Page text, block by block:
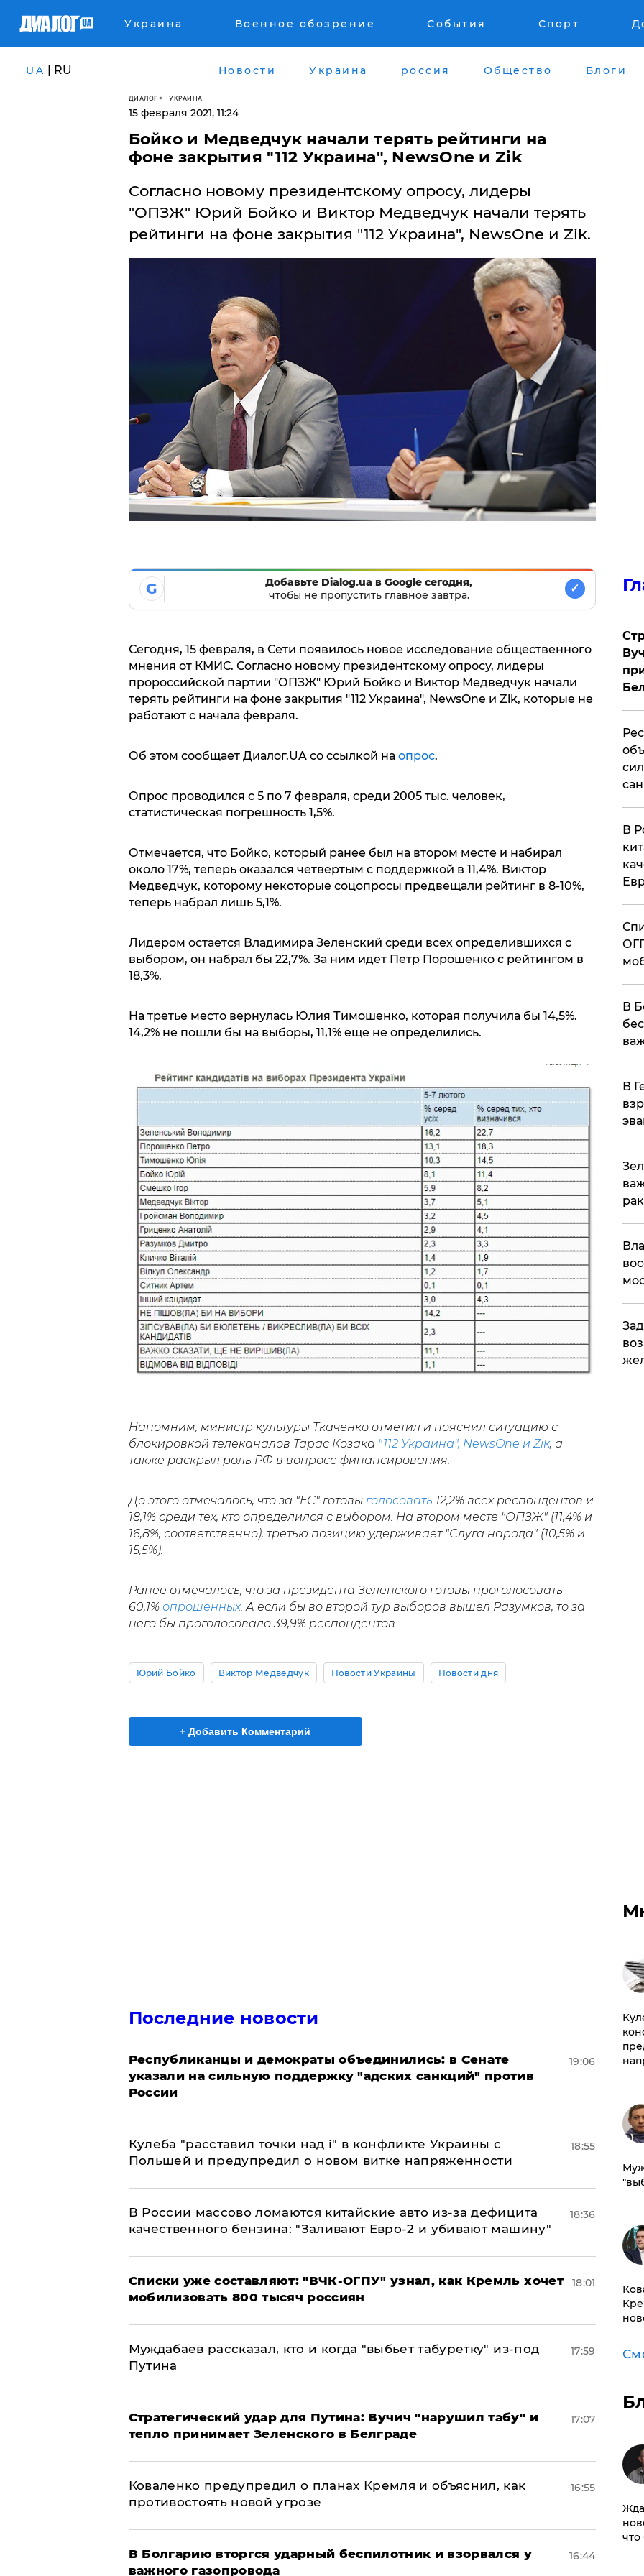
Украина Военное обозрение События Спорт
UA | RU Новости Украина россия Общество Блоги
ДИАЛОГ УКРАИНА
15 февраля 2021, 11:24
Бойко и Медведчук начали терять рейтинги на
фоне закрытия "112 Украина", NewsOne и Zik
Согласно новому президентскому опросу, лидеры
"ОПЗЖ" Юрий Бойко и Виктор Медведчук начали терять
рейтинги на фоне закрытия "112 Украина", NewsOne и Zik.
G
Добавьте Dialog.ua в Google сегодня,
чтобы не пропустить главное завтра.
✓
Сегодня, 15 февраля, в Сети появилось новое исследование общественного
мнения от КМИС. Согласно новому президентскому опросу, лидеры
пророссийской партии "ОПЗЖ" Юрий Бойко и Виктор Медведчук начали
терять рейтинги на фоне закрытия "112 Украина", NewsOne и Zik, которые не
работают с начала февраля.
Об этом сообщает Диалог.UA со ссылкой на опрос.
Опрос проводился с 5 по 7 февраля, среди 2005 тыс. человек,
статистическая погрешность 1,5%.
Отмечается, что Бойко, который ранее был на втором месте и набирал
около 17%, теперь оказался четвертым с поддержкой в 11,4%. Виктор
Медведчук, которому некоторые соцопросы предвещали рейтинг в 8-10%,
теперь набрал лишь 5,1%.
Лидером остается Владимира Зеленский среди всех определившихся с
выбором, он набрал бы 22,7%. За ним идет Петр Порошенко с рейтингом в
18,3%.
На третье место вернулась Юлия Тимошенко, которая получила бы 14,5%.
14,2% не пошли бы на выборы, 11,1% еще не определились.
Напомним, министр культуры Ткаченко отметил и пояснил ситуацию с
блокировкой телеканалов Тарас Козака "112 Украина", NewsOne и Zik, а
также раскрыл роль РФ в вопросе финансирования.
До этого отмечалось, что за "ЕС" готовы голосовать 12,2% всех респондентов и
18,1% среди тех, кто определился с выбором. На втором месте "ОПЗЖ" (11,4% и
16,8%, соответственно), третью позицию удерживает "Слуга народа" (10,5% и
15,5%).
Ранее отмечалось, что за президента Зеленского готовы проголосовать
60,1% опрошенных. А если бы во второй тур выборов вышел Разумков, то за
него бы проголосовало 39,9% респондентов.
Юрий Бойко Виктор Медведчук Новости Украины Новости дня
+ Добавить Комментарий
Последние новости
Республиканцы и демократы объединились: в Сенате
указали на сильную поддержку "адских санкций" против
России
19:06
Кулеба "расставил точки над і" в конфликте Украины с
Польшей и предупредил о новом витке напряженности
18:55
В России массово ломаются китайские авто из-за дефицита
качественного бензина: "Заливают Евро-2 и убивают машину"
18:36
Списки уже составляют: "ВЧК-ОГПУ" узнал, как Кремль хочет
мобилизовать 800 тысяч россиян
18:01
Муждабаев рассказал, кто и когда "выбьет табуретку" из-под
Путина
17:59
Стратегический удар для Путина: Вучич "нарушил табу" и
тепло принимает Зеленского в Белграде
17:07
Коваленко предупредил о планах Кремля и объяснил, как
противостоять новой угрозе
16:55
В Болгарию вторгся ударный беспилотник и взорвался у
важного газопровода
16:44
В
В
В
что